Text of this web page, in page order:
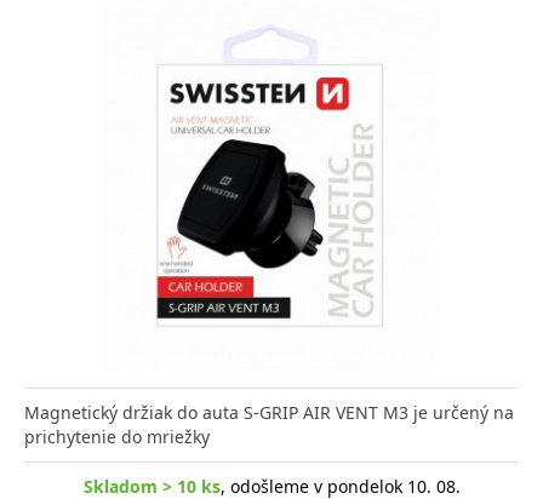
Magnetický držiak do auta S-GRIP AIR VENT M3 je určený na
prichytenie do mriežky
Skladom > 10 ks, odošleme v pondelok 10. 08.